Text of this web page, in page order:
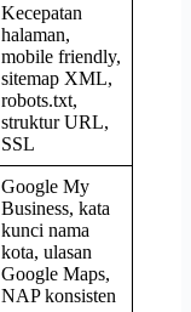
Kecepatan
halaman,
mobile friendly,
sitemap XML,
robots.txt,
struktur URL,
SSL
Google My
Business, kata
kunci nama
kota, ulasan
Google Maps,
NAP konsisten